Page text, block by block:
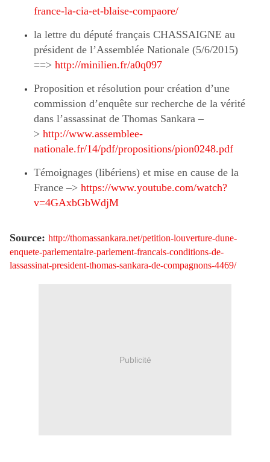
france-la-cia-et-blaise-compaore/
la lettre du député français CHASSAIGNE au
président de l’Assemblée Nationale (5/6/2015)
==> http://minilien.fr/a0q097
Proposition et résolution pour création d’une
commission d’enquête sur recherche de la vérité
dans l’assassinat de Thomas Sankara –
> http://www.assemblee-
nationale.fr/14/pdf/propositions/pion0248.pdf
Témoignages (libériens) et mise en cause de la
France –> https://www.youtube.com/watch?
v=4GAxbGbWdjM
Source: http://thomassankara.net/petition-louverture-dune-
enquete-parlementaire-parlement-francais-conditions-de-
lassassinat-president-thomas-sankara-de-compagnons-4469/
Publicité